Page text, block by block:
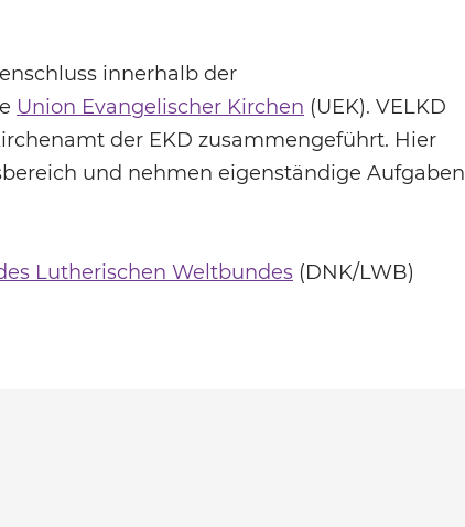
innerhalb der
Union Evangelischer Kirchen (UEK). VELKD
der EKD zusammengeführt. Hier
und nehmen eigenständige Aufgaben
Lutherischen Weltbundes (DNK/LWB)